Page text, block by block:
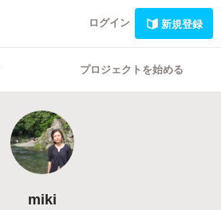
ログイン 新規登録
プロジェクトを始める
miki